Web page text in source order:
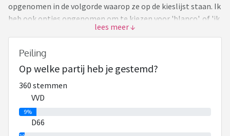
opgenomen in de volgorde waarop ze op de kieslijst staan. Ik
heb ook opties opgenomen om te kiezen voor 'blanco', of 'ik
heb niet gestemd'. Graag pas invullen als je gestemd hebt
vandaag).
Zelf heb ik CU gestemd omdat ik de christelijke stem in de
politiek belangrijk vind, en de CU heeft ook standpunten die
Peiling
Op welke partij heb je gestemd?
360 stemmen
VVD
9%
D66